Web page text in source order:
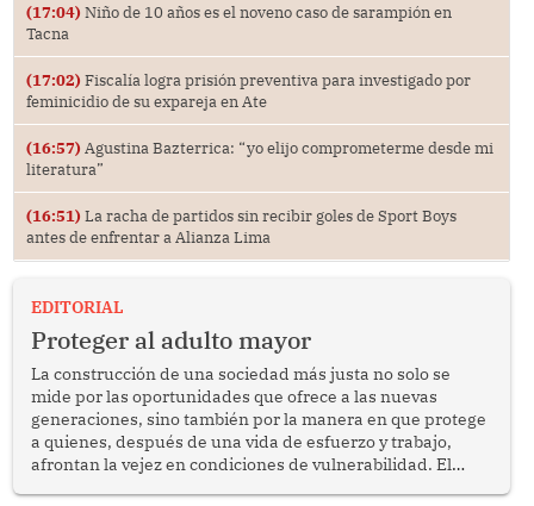
(17:04) Niño de 10 años es el noveno caso de sarampión en
Tacna
(17:02) Fiscalía logra prisión preventiva para investigado por
feminicidio de su expareja en Ate
(16:57) Agustina Bazterrica: “yo elijo comprometerme desde mi
literatura”
(16:51) La racha de partidos sin recibir goles de Sport Boys
antes de enfrentar a Alianza Lima
EDITORIAL
Proteger al adulto mayor
La construcción de una sociedad más justa no solo se
mide por las oportunidades que ofrece a las nuevas
generaciones, sino también por la manera en que protege
a quienes, después de una vida de esfuerzo y trabajo,
afrontan la vejez en condiciones de vulnerabilidad. El